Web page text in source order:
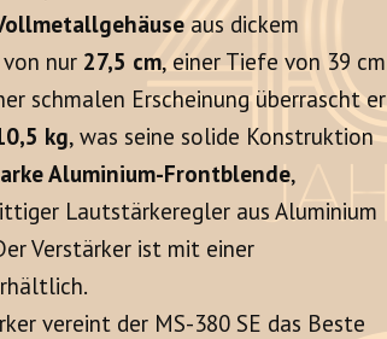
aus dickem
nur 27,5 cm, einer Tiefe von 39 cm
schmalen Erscheinung überrascht er
kg, was seine solide Konstruktion
Aluminium-Frontblende,
Lautstärkeregler aus Aluminium
Verstärker ist mit einer
vereint der MS-380 SE das Beste